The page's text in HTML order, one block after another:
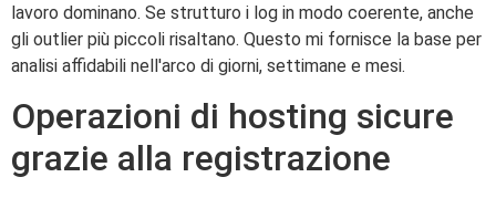
lavoro dominano. Se strutturo i log in modo coerente, anche
gli outlier più piccoli risaltano. Questo mi fornisce la base per
analisi affidabili nell'arco di giorni, settimane e mesi.
Operazioni di hosting sicure
grazie alla registrazione